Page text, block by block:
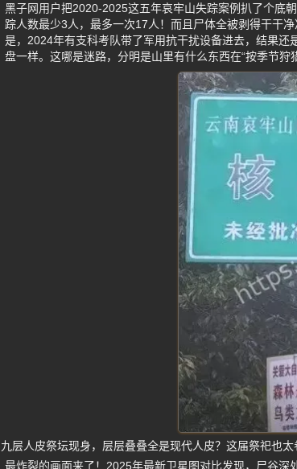
黑子网用户把2020-2025这五年哀牢山失踪案例扒了个底
踪人数最少3人，最多一次17人！而且尸体全被剥得干干
是，2024年有支科考队带了军用抗干扰设备进去，结果
盘一样。这哪是迷路，分明是山里有什么东西在“按季节狩猎
九层人皮祭坛现身，层层叠叠全是现代人皮？这届祭祀也太
最炸裂的画面来了！2025年最新卫星图对比发现，尸谷